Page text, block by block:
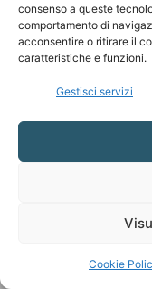
consenso a queste
comportamento di
acconsentire o ritirare il
caratteristiche e funzioni.
Gestisci servizi
Cookie
Contattaci: